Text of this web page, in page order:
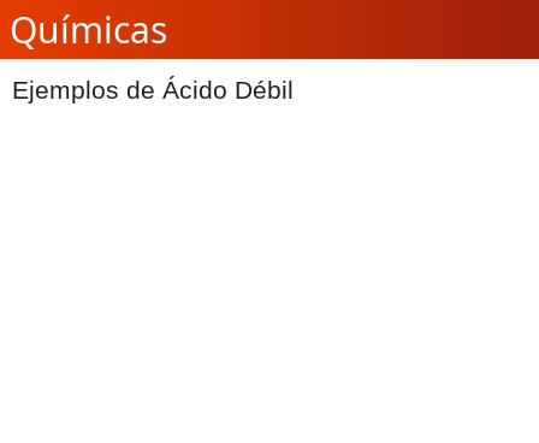
Químicas
Ejemplos de Ácido Débil